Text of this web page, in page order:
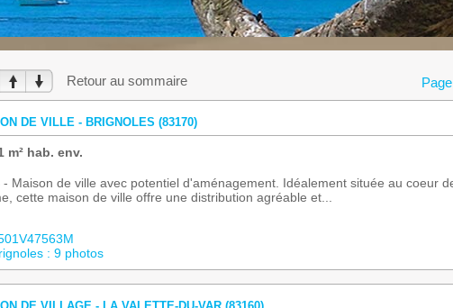
Retour au sommaire
DE VILLE - BRIGNOLES (83170)
m² hab. env.
- Maison de ville avec potentiel d'aménagement. Idéalement située au coeur
cette maison de ville offre une distribution agréable et...
: 9 photos